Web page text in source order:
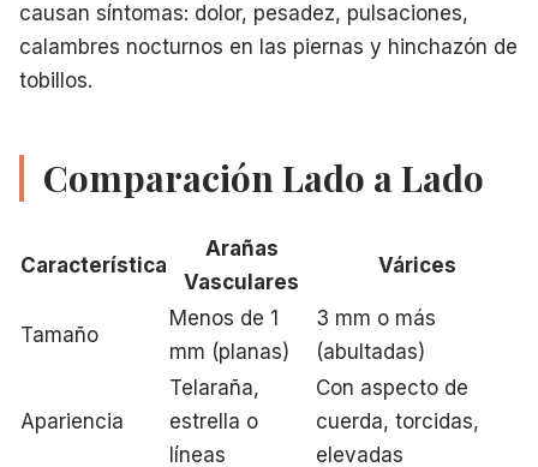
causan síntomas: dolor, pesadez, pulsaciones,
calambres nocturnos en las piernas y hinchazón de
tobillos.
Comparación Lado a Lado
Característica
Arañas
Vasculares
Várices
Tamaño
Menos de 1
mm (planas)
3 mm o más
(abultadas)
Apariencia
Telaraña,
estrella o
líneas
Con aspecto de
cuerda, torcidas,
elevadas